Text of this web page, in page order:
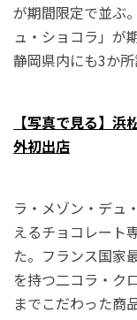
が期間限定で並ぶ
ュ・ショコラ」が
静岡県内にも3か所
【写真で見る】
外初出店
ラ・メゾン・デュ
えるチョコレート
た。フランス国家
を持つ二コラ・ク
までこだわった商